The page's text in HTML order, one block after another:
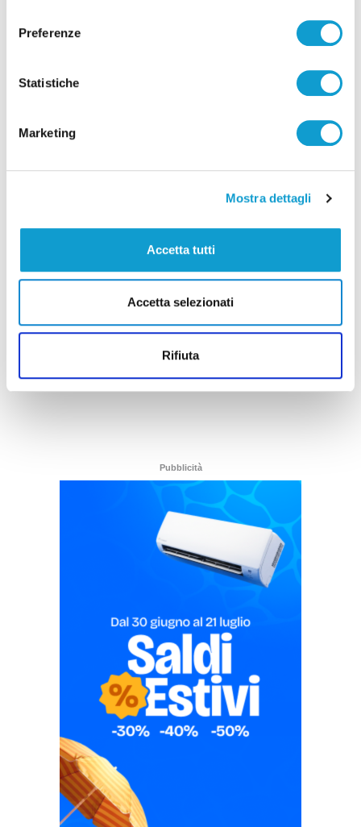
Preferenze
Statistiche
Marketing
Mostra dettagli
Accetta tutti
Accetta selezionati
Rifiuta
c’è anche il teramano Di Marcello
di Rossella Luciani
Pubblicità